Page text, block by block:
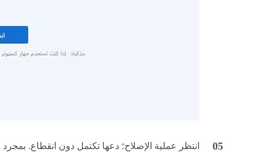
انتظر عملية الإصلاح؛ دعها تكتمل دون انقطاع. بمجرد